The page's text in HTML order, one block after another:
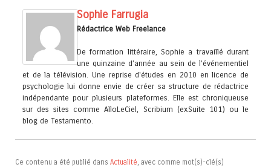
Sophie Farrugia
Rédactrice Web Freelance
De formation littéraire, Sophie a travaillé durant
une quinzaine d’année au sein de l’événementiel
et de la télévision. Une reprise d'études en 2010 en licence de
psychologie lui donne envie de créer sa structure de rédactrice
indépendante pour plusieurs plateformes. Elle est chroniqueuse
sur des sites comme AlloLeCiel, Scribium (exSuite 101) ou le
blog de Testamento.
Ce contenu a été publié dans Actualité , avec comme mot(s)-clé(s)